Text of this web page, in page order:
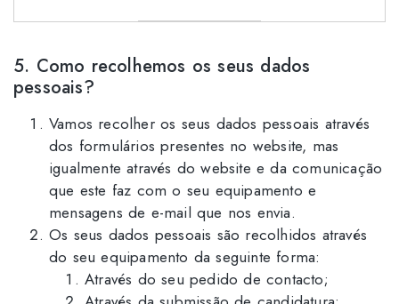
5. Como recolhemos os seus dados
pessoais?
Vamos recolher os seus dados pessoais através
dos formulários presentes no website, mas
igualmente através do website e da comunicação
que este faz com o seu equipamento e
mensagens de e-mail que nos envia.
Os seus dados pessoais são recolhidos através
do seu equipamento da seguinte forma:
Através do seu pedido de contacto;